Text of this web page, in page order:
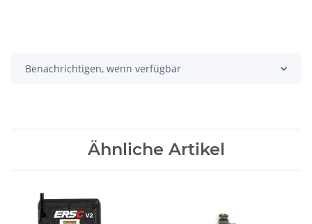
Benachrichtigen, wenn verfügbar
Ähnliche Artikel